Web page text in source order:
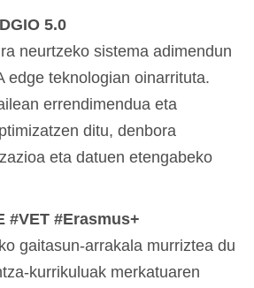
5.0
neurtzeko sistema adimendun
edge teknologian oinarrituta.
errendimendua eta
ditu, denbora
eta datuen etengabeko
#VET #Erasmus+
gaitasun-arrakala murriztea du
kurrikuluak merkatuaren